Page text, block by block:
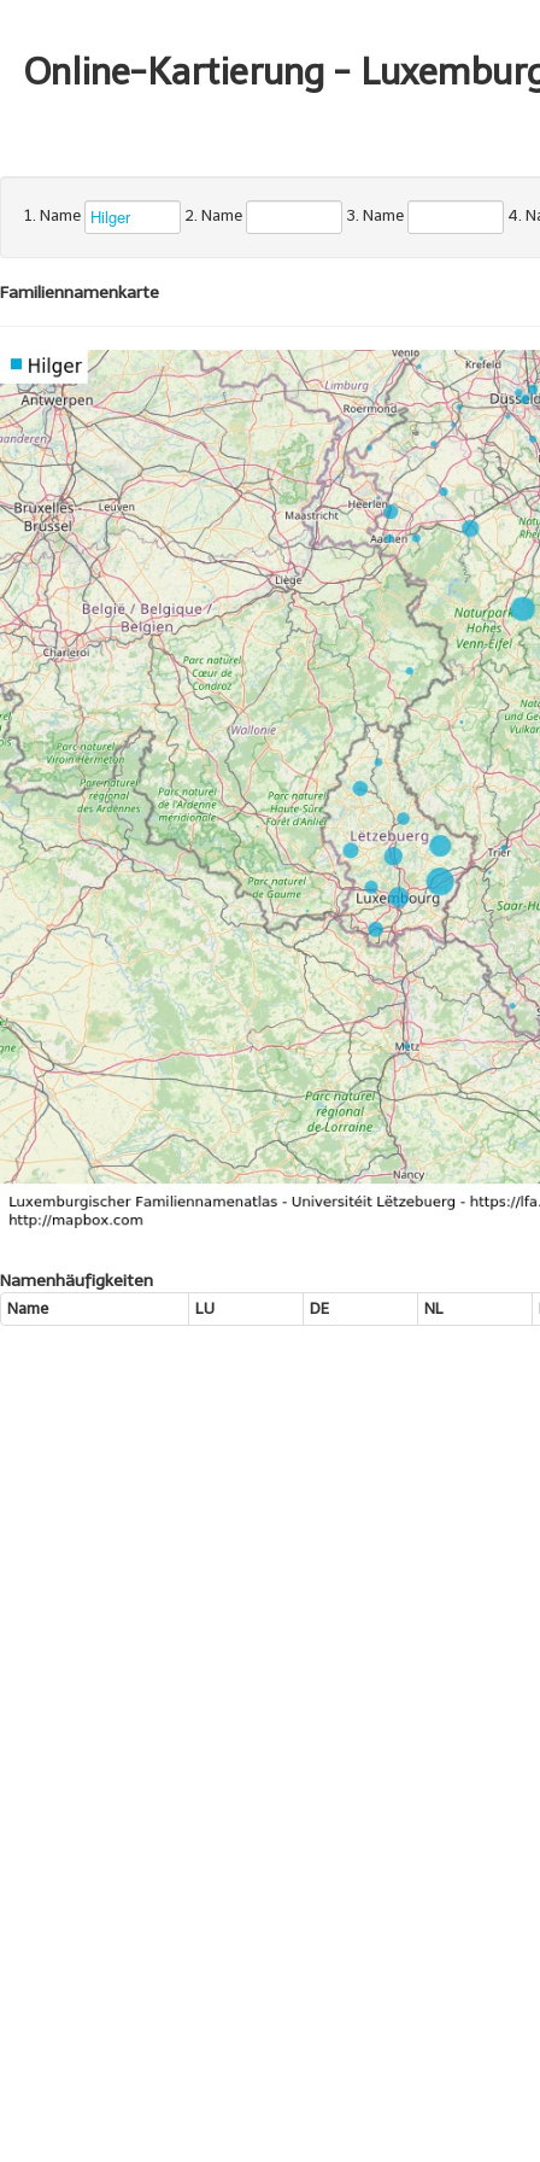
Online-Kartierung -
1. Name 2. Name 3. Name 4.
Familiennamenkarte
Namenhäufigkeiten
Name LU DE NL